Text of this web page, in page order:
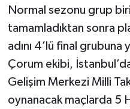
Normal sezonu grup
tamamladıktan sonra
adını 4’lü final grubuna
Çorum ekibi,
Gelişim Merkezi Milli
oynanacak maçlarda 5